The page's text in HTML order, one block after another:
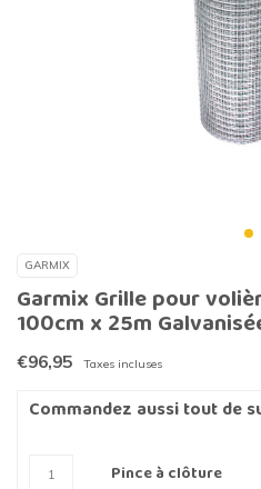
GARMIX
Garmix Grille pour
100cm x 25m
€96,95 Taxes incluses
Commandez aussi tout de
Pince à clôture